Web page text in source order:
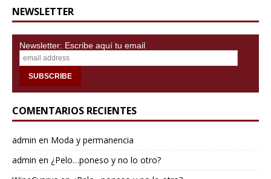
NEWSLETTER
Newsletter: Escribe aquí tu email
COMENTARIOS RECIENTES
admin en Moda y permanencia
admin en ¿Pelo…poneso y no lo otro?